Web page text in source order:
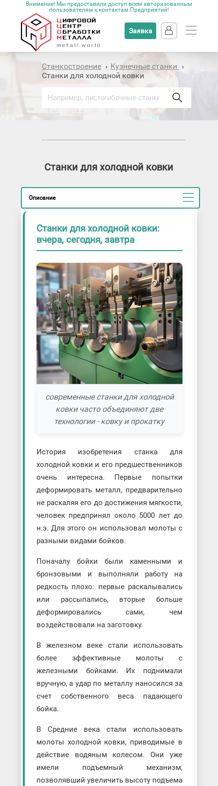
Внимание! Мы предоставили доступ всем авторизованным
пользователям к контактам Предприятий!
Заявка
Станкостроение › Кузнечные станки ›
Станки для холодной ковки
Станки для холодной ковки
Описание
Станки для холодной ковки:
вчера, сегодня, завтра
современные станки для холодной
ковки часто объединяют две
технологии - ковку и прокатку
История изобретения станка для
холодной ковки и его предшественников
очень интересна. Первые попытки
деформировать металл, предварительно
не раскаляя его до достижения мягкости,
человек предпринял около 5000 лет до
н.э. Для этого он использовал молоты с
разными видами бойков.
Поначалу бойки были каменными и
бронзовыми и выполняли работу на
редкость плохо: первые раскалывались
или рассыпались, вторые больше
деформировались сами, чем
воздействовали на заготовку.
В железном веке стали использовать
более эффективные молоты с
железными бойками. Их поднимали
вручную, а удар по металлу наносился за
счет собственного веса падающего
бойка.
В Средние века стали использовать
молоты холодной ковки, приводимые в
действие водяным колесом. Они уже
имели подъемный механизм,
позволявший увеличить высоту подъема